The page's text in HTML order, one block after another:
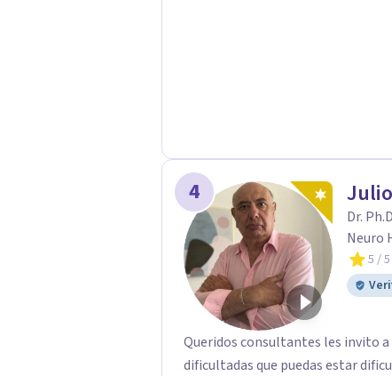
4
Dr.
Neuro
5 / 5
Queridos consultantes les invito
dificultadas que puedas estar